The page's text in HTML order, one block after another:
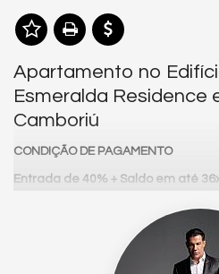
Apartamento no
Esmeralda Residence
Camboriú
CONDIÇÃO DE PAGAMENTO
Entrada de 40% + Saldo em até
Analisa permuta na região até
Costa Esmeralda Residence –